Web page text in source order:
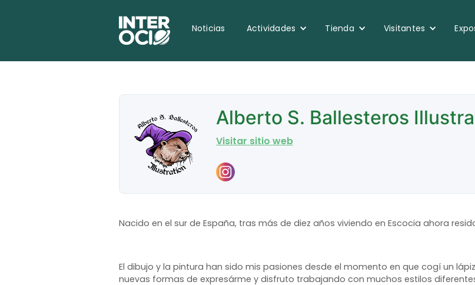
Noticias Actividades Tienda Visitantes
Alberto S. Ballesteros
Visitar sitio web
Nacido en el sur de España, tras más de diez años viviendo en Escocia ahora
El dibujo y la pintura han sido mis pasiones desde el momento en que cogí un
nuevas formas de expresárme y disfruto trabajando con muchos estilos